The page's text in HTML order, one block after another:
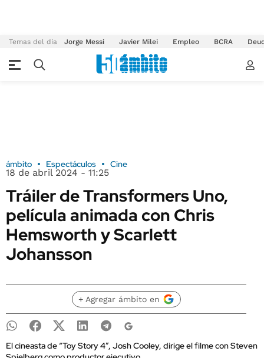
Temas del día Jorge Messi Javier Milei Empleo BCRA
ámbito Espectáculos Cine
18 de abril 2024 - 11:25
Tráiler de Transformers Uno,
película animada con Chris
Hemsworth y Scarlett
Johansson
+ Agregar ámbito en
El cineasta de “Toy Story 4”, Josh Cooley, dirige el filme con Steven